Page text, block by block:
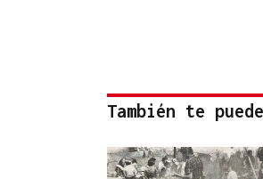
También te